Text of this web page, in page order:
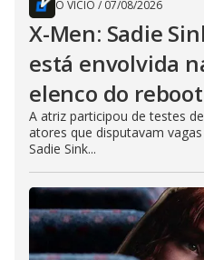
O VÍCIO / 07/08/2026
X-Men: Sadie
está envolvida
elenco do reboot
A atriz participou de testes
atores que disputavam
Sadie Sink...